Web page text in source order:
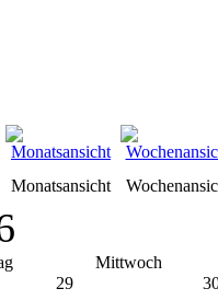
Monatsansicht
Mittwoch
29